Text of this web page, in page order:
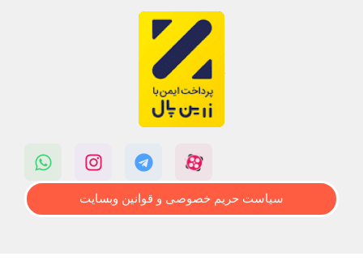
سیاست حریم خصوصی و قوانین وبسایت